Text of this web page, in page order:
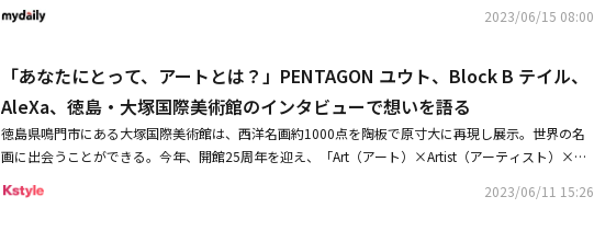
シリーズ「Ghosts of Ruin」に出演した。
た。当時、アメリカの8地域にわたる米州ツアーとアジア7地域公演の全回全席が完売となり、チケ
後、「VILLAIN」「XTRA」「TATTOO」「Back in Vogue」「Juliet」などを通じてグローバルK-POP
ファンに存在感を見せつけた。AleXaは昨年、米NBCの大規模競演番組「アメリカン・ソング・コン
テスト（American Song Contest）」で優勝して以来、グローバル市場でも影響力を発揮している。
最近、BTS（防弾少年団）とMONSTA Xの現地マネジメントを担当したEshy Gazit代表が率いる音楽
ズ「Ghosts of Ruin」にキャスティングされ、新しい活動を予告した。Mnet「BOYS PLANET」を通
と息を合わせる。AleXaがどんなキャラクターの声を演じるのかは、今後公開される予定だ。同作
系だけを用いたロイヤルトーナメントゲームだ。参加者たちは本人たちの精神と直接繋がっているた
め、仮想現実と現実が混合してしまう。このゲームの途中に、プログラムにエラーが発生し、すべて
の参加者は悪夢を体験することになる。映画「グランド・ブダペスト・ホテル」のトニー・レヴォロ
リ、映画「アンフォゲッタブル」でよく知られているロザリオ・ドーソンが主人公を務め、「アルビ
ン4 それいけ！ シマリス大作戦」をはじめ、多数のアニメーションで声を演じた俳優ジャスティ
ン・ロング、映画「ワイルド・スピード」シリーズでラムジー役を演じて愛されたナタリー・エマニ
2023/06/15 08:00
「あなたにとって、アートとは？」PENTAGON ユウト、Block B テイル、
AleXa、徳島・大塚国際美術館のインタビューで想いを語る
徳島県鳴門市にある大塚国際美術館は、西洋名画約1000点を陶板で原寸大に再現し展示。世界の名
画に出会うことができる。今年、開館25周年を迎え、「Art（アート）×Artist（アーティスト）×Mu
ンタビュー動画をシリーズで紹介している。このインタビューシリーズにK-POPからも3人が登場。
2023/06/11 15:26